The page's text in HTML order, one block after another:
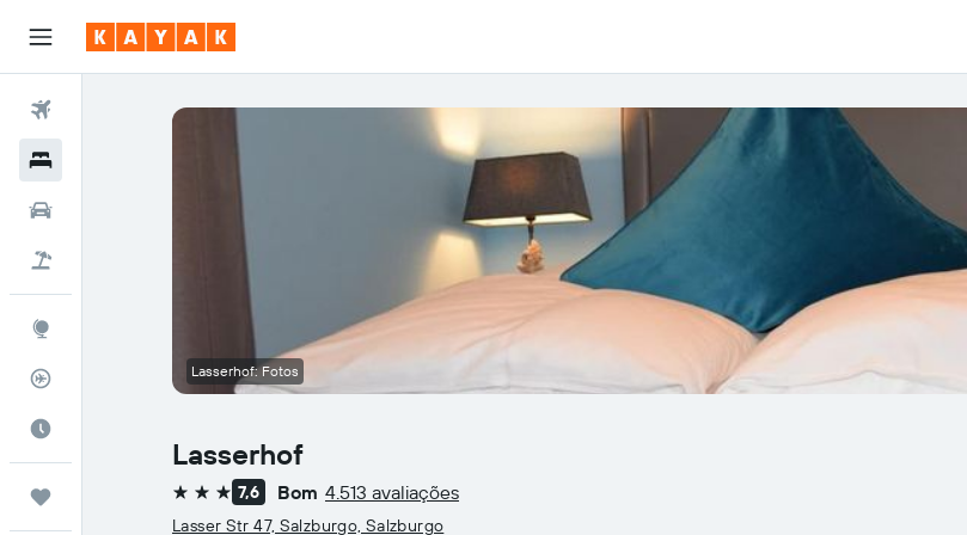
Rastreador de voos
Lasserhof
3 estrelas7,6 Bom 4.513 avaliações
Lasser Str 47, Salzburgo, Salzburgo
Lasserhof: Fotos